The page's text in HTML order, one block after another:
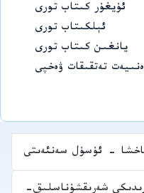
ئۇيغۇر كىتاب تورى
ئېلكىتاب تورى
يانغىن كىتاب تورى
تەتقىقات ۋەخپى
- ئۇسۇل سەنئەىتى